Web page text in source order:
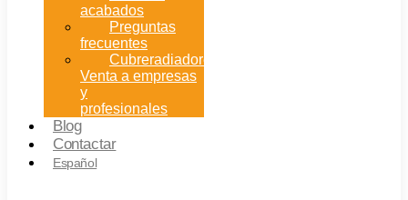
acabados
Preguntas
frecuentes
Cubreradiadores:
Venta a empresas
y
profesionales
Blog
Contactar
Español